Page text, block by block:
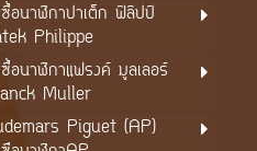
อนาฬิกาปาเต็ก ฟิลิปป์
Philippe
อนาฬิกาแฟรงค์ มูลเลอร์
Muller
Piguet (AP)